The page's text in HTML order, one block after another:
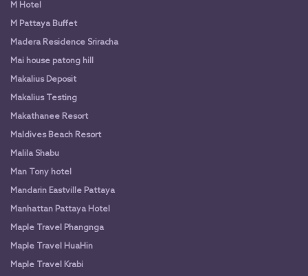
M Hotel
M Pattaya Buffet
Madera Residence Sriracha
Mai house patong hill
Makalius Deposit
Makalius Testing
Makathanee Resort
Maldives Beach Resort
Malila Shabu
Man Tony hotel
Mandarin Eastville Pattaya
Manhattan Pattaya Hotel
Maple Travel Phangnga
Maple Travel HuaHin
Maple Travel Krabi